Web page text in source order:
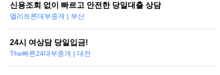
신용조회 없이 빠르고 안전한 당일대출 상담
엘리트론대부중개 | 부산
24시 여상담 당일입금!
The빠른24대부중개 | 대전